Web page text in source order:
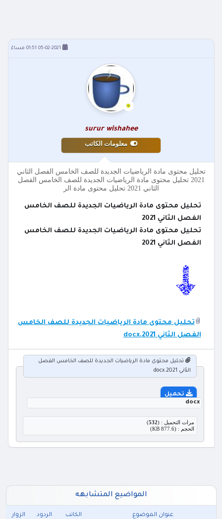
05-02-2021 01:51 مساءً
surur wishahee
معلومات الكاتب
تحليل محتوى مادة الرياضيات الجديدة للصف الخامس الفصل الثاني
2021 تحليل محتوى مادة الرياضيات الجديدة للصف الخامس الفصل
الثاني 2021 تحليل محتوى مادة الر
تحليل محتوى مادة الرياضيات الجديدة للصف الخامس
الفصل الثاني 2021
تحليل محتوى مادة الرياضيات الجديدة للصف الخامس
الفصل الثاني 2021
تحليل محتوى مادة الرياضيات الجديدة للصف الخامس
الفصل الثاني 2021.docx
تحليل محتوى مادة الرياضيات الجديدة للصف الخامس الفصل
الثاني 2021.docx
تحميل
docx
مرات التحميل : (532
)
الحجم : (877.6 KB)
المواضيع المتشابهه
عنوان الموضوع الكاتب الردود الزوار